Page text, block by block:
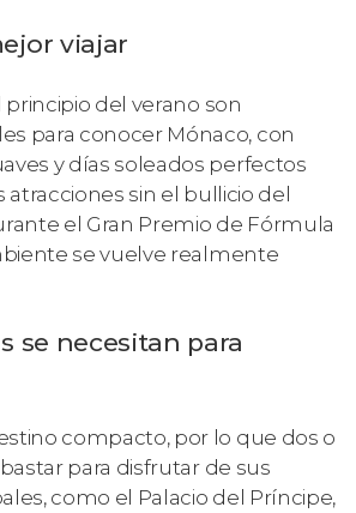
viajar
principio del verano son
para conocer Mónaco, con
y días soleados perfectos
atracciones sin el bullicio del
el Gran Premio de Fórmula
se vuelve realmente
se necesitan para
compacto, por lo que dos o
para disfrutar de sus
como el Palacio del Príncipe,